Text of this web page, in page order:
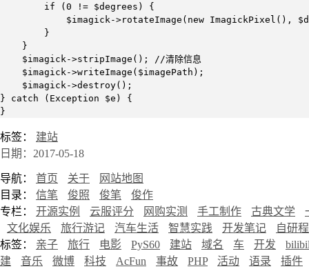
        if (0 != $degrees) {
$imagick->rotateImage(new ImagickPixel(),
        }
    }
    $imagick->stripImage(); //清除信息
    $imagick->writeImage($imagePath);
    $imagick->destroy();
} catch (Exception $e) {
}
标签： 建站
日期：2017-05-18
导航： 首页 关于
网站地图
目录： 信笔 俊照 俊笔
俊作
专栏： 开源实例 云服评分 网购实测 手工制作 古典文学
文化娱乐
旅行游记 汽车生活 智慧实践 开发笔记
自研
标签： 亲子 旅行 电影 PyS60 建站 域名 车 开发
建
音乐 微博 科技 AcFun 事故 PHP 活动 语录
插件